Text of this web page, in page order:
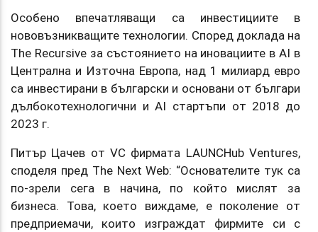
Особено впечатляващи са инвестициите в
нововъзникващите технологии. Според доклада на
The Recursive за състоянието на иновациите в AI в
Централна и Източна Европа, над 1 милиард евро
са инвестирани в български и основани от българи
дълбокотехнологични и AI стартъпи от 2018 до
2023 г.
Питър Цачев от VC фирмата LAUNCHub Ventures,
споделя пред The Next Web: “Основателите тук са
по-зрели сега в начина, по който мислят за
бизнеса. Това, което виждаме, е поколение от
предприемачи, които изграждат фирмите си с